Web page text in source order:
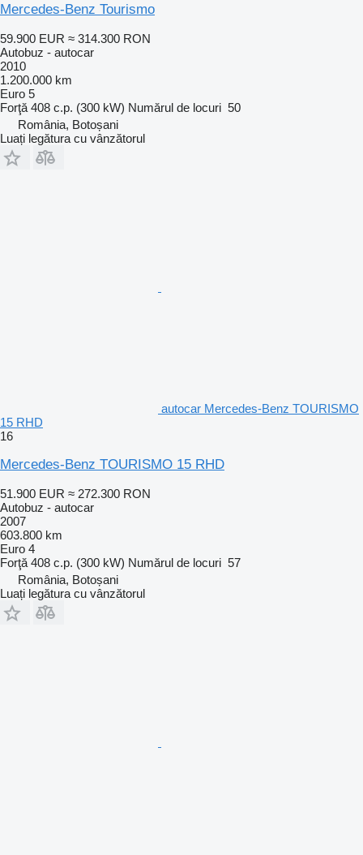
Mercedes-Benz Tourismo
59.900 EUR ≈ 314.300 RON
Autobuz - autocar
2010
1.200.000 km
Euro 5
Forţă 408 c.p. (300 kW) Numărul de locuri 50
România, Botoșani
Luați legătura cu vânzătorul
autocar Mercedes-Benz TOURISMO
15 RHD
16
Mercedes-Benz TOURISMO 15 RHD
51.900 EUR ≈ 272.300 RON
Autobuz - autocar
2007
603.800 km
Euro 4
Forţă 408 c.p. (300 kW) Numărul de locuri 57
România, Botoșani
Luați legătura cu vânzătorul